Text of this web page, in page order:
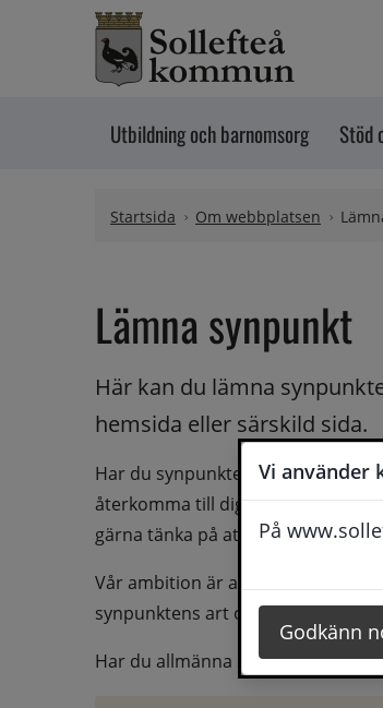
Vi använder
På
Godkänn
Hoppa till innehåll
Utbildning och barnomsorg Stöd
Startsida Om webbplatsen
Lämna synpunkt
Här kan du lämna
hemsida eller särskild sida.
Har du synpunkter på
återkomma till dig behöver du
gärna tänka på att vara så tydlig
Vår ambition är att besvara
synpunktens art och omfång.
Har du allmänna synpunkter,